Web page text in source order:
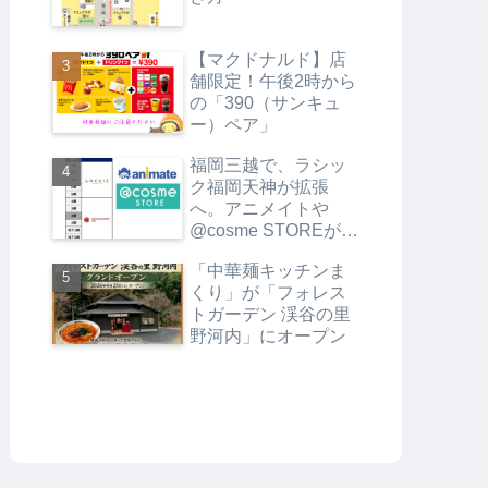
【マクドナルド】店
舗限定！午後2時から
の「390（サンキュ
ー）ペア」
福岡三越で、ラシッ
ク福岡天神が拡張
へ。アニメイトや
@cosme STOREがオ
「中華麺キッチンま
くり」が「フォレス
トガーデン 渓谷の里
野河内」にオープン